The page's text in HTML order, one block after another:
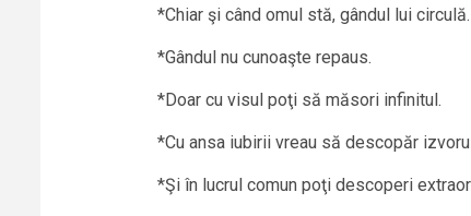
*Chiar şi când omul stă, gândul lui circulă.
*Gândul nu cunoaşte repaus.
*Doar cu visul poţi să măsori infinitul.
*Cu ansa iubirii vreau să descopăr
*Şi în lucrul comun poţi descoperi